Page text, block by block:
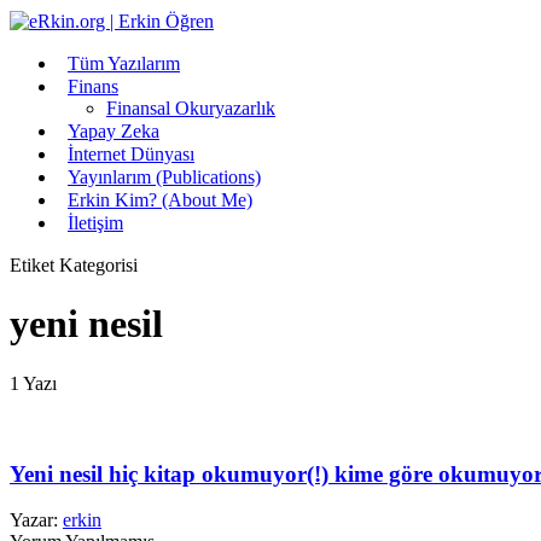
Tüm Yazılarım
Finans
Finansal Okuryazarlık
Yapay Zeka
İnternet Dünyası
Yayınlarım (Publications)
Erkin Kim? (About Me)
İletişim
Etiket Kategorisi
yeni nesil
1 Yazı
Yeni nesil hiç kitap okumuyor(!) kime göre
Yazar: erkin